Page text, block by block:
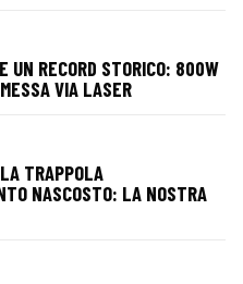
UN RECORD STORICO: 800W
VIA LASER
TRAPPOLA
NASCOSTO: LA NOSTRA